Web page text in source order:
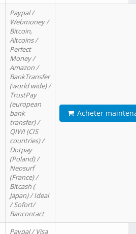
Paypal /
Webmoney /
Bitcoin,
Altcoins /
Perfect
Money /
Amazon /
BankTransfer
(world wide) /
TrustPay
(european
bank
transfer) /
QIWI (CIS
countries) /
Dotpay
(Poland) /
Neosurf
(France) /
Bitcash (
Japan) / Ideal
/ Sofort/
Bancontact
Acheter
Paypal / Visa